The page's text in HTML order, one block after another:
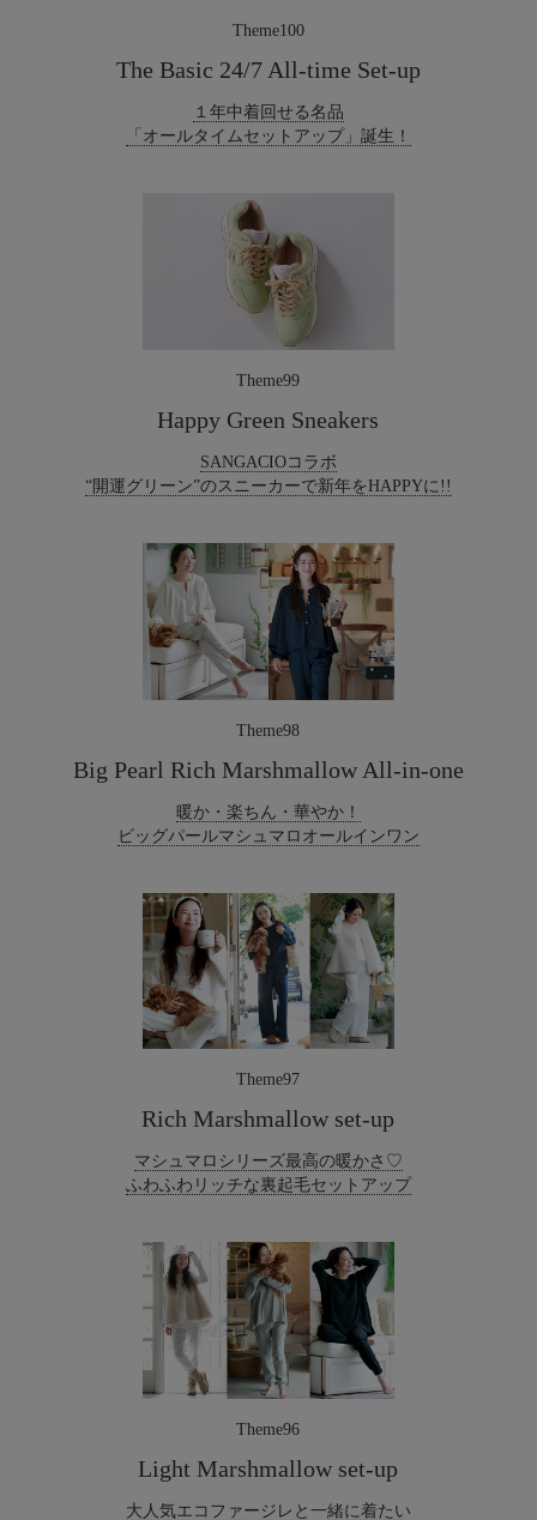
Theme100
The Basic 24/7 All-time Set-up
１年中着回せる名品
「オールタイムセットアップ」誕生！
Theme99
Happy Green Sneakers
SANGACIOコラボ
“開運グリーン”のスニーカーで新年をHAPPYに!!
Theme98
Big Pearl Rich Marshmallow All-in-one
暖か・楽ちん・華やか！
ビッグパールマシュマロオールインワン
Theme97
Rich Marshmallow set-up
マシュマロシリーズ最高の暖かさ♡
ふわふわリッチな裏起毛セットアップ
Theme96
Light Marshmallow set-up
大人気エコファージレと一緒に着たい